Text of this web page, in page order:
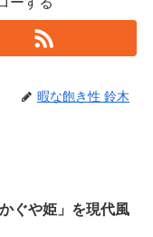
暇な飽き性 鈴木
ぐや姫」を現代風